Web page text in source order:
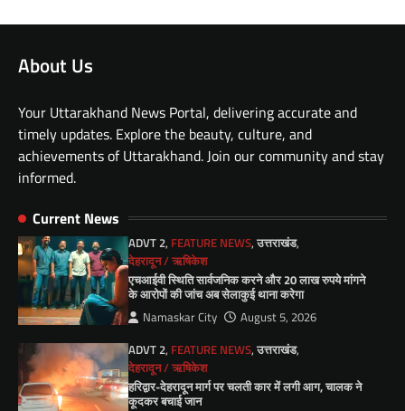
About Us
Your Uttarakhand News Portal, delivering accurate and
timely updates. Explore the beauty, culture, and
achievements of Uttarakhand. Join our community and stay
informed.
Current News
ADVT 2, FEATURE NEWS,उत्तराखंड,
देहरादून / ऋषिकेश
एचआईवी स्थिति सार्वजनिक करने और 20 लाख रुपये मांगने
के आरोपों की जांच अब सेलाकुई थाना करेगा
Namaskar City
August 5, 2026
ADVT 2, FEATURE NEWS,उत्तराखंड,
देहरादून / ऋषिकेश
हरिद्वार-देहरादून मार्ग पर चलती कार में लगी आग, चालक ने
कूदकर बचाई जान